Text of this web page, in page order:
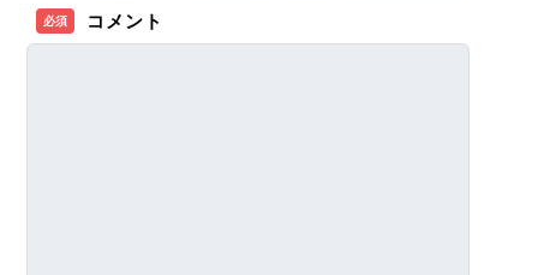
必須 コメント